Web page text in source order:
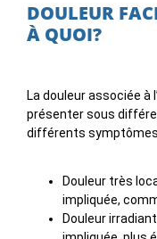
DOULEUR
À QUOI?
La douleur associée
présenter sous
différents
Douleur très
impliquée,
Douleur